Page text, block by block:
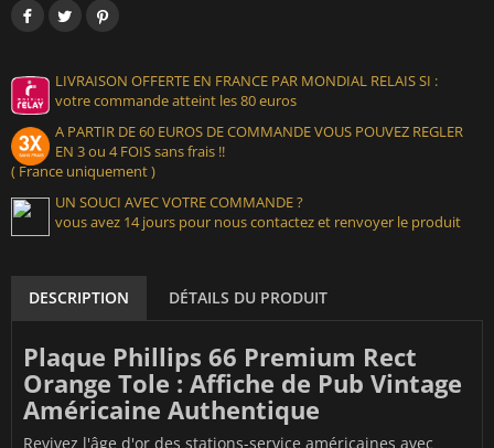
LIVRAISON OFFERTE EN FRANCE PAR MONDIAL RELAIS SI :
votre commande atteint les 80 euros
A PARTIR DE 60 EUROS DE COMMANDE VOUS POUVEZ REGLER
EN 3 ou 4 FOIS sans frais !!
( France uniquement )
UN SOUCI AVEC VOTRE COMMANDE ?
vous avez 14 jours pour nous contactez et renvoyer le produit
DESCRIPTION DÉTAILS DU PRODUIT
Plaque Phillips 66 Premium Rect
Orange Tole : Affiche de Pub Vintage
Américaine Authentique
Revivez l'âge d'or des stations-service américaines avec